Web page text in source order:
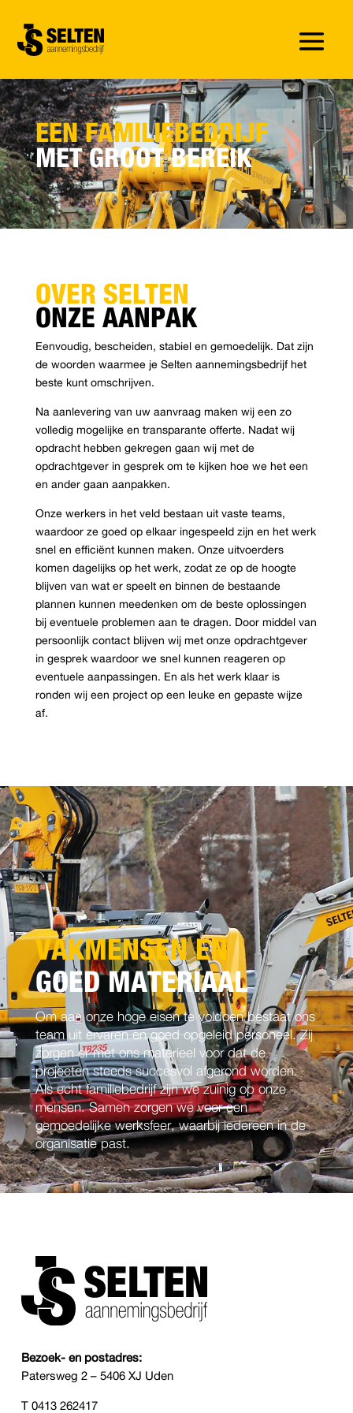
EEN FAMILIEBEDRIJF
MET GROOT BEREIK
OVER SELTEN
ONZE AANPAK
Eenvoudig, bescheiden, stabiel en gemoedelijk. Dat zijn
de woorden waarmee je Selten aannemingsbedrijf het
beste kunt omschrijven.
Na aanlevering van uw aanvraag maken wij een zo
volledig mogelijke en transparante offerte. Nadat wij
opdracht hebben gekregen gaan wij met de
opdrachtgever in gesprek om te kijken hoe we het een
en ander gaan aanpakken.
Onze werkers in het veld bestaan uit vaste teams,
waardoor ze goed op elkaar ingespeeld zijn en het werk
snel en efficiënt kunnen maken. Onze uitvoerders
komen dagelijks op het werk, zodat ze op de hoogte
blijven van wat er speelt en binnen de bestaande
plannen kunnen meedenken om de beste oplossingen
bij eventuele problemen aan te dragen. Door middel van
persoonlijk contact blijven wij met onze opdrachtgever
in gesprek waardoor we snel kunnen reageren op
eventuele aanpassingen. En als het werk klaar is
ronden wij een project op een leuke en gepaste wijze
af.
VAKMENSEN EN
GOED MATERIAAL
Om aan onze hoge eisen te voldoen bestaat ons
team uit ervaren en goed opgeleid personeel. Zij
zorgen er met ons materieel voor dat de
projecten steeds succesvol afgerond worden.
Als echt familiebedrijf zijn we zuinig op onze
mensen. Samen zorgen we voor een
gemoedelijke werksfeer, waarbij iedereen in de
organisatie past.
Bezoek- en postadres:
Patersweg 2 – 5406 XJ Uden
T 0413 262417